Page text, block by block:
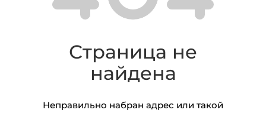
Страница не
найдена
Неправильно набран адрес или такой